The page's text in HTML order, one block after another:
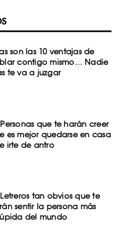
son las 10 ventajas de
contigo mismo… Nadie
te va a juzgar
que te harán creer
es mejor quedarse en casa
irte de antro
tan obvios que te
sentir la persona más
del mundo